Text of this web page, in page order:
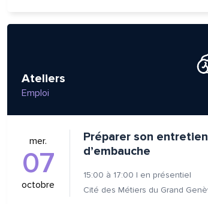
Ateliers
Emploi
mer.
07
octobre
Préparer son entretien
d’embauche
15:00 à 17:00 | en présentiel